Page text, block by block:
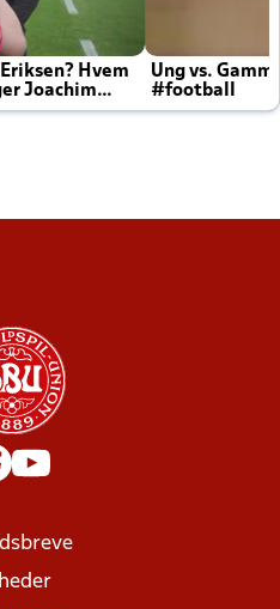
Hvem
Joachim
Ung vs.
#football